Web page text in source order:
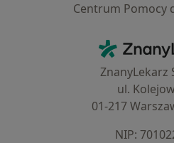
Centrum Pomocy
ZnanyLekarz
ul.
01-217
NIP: